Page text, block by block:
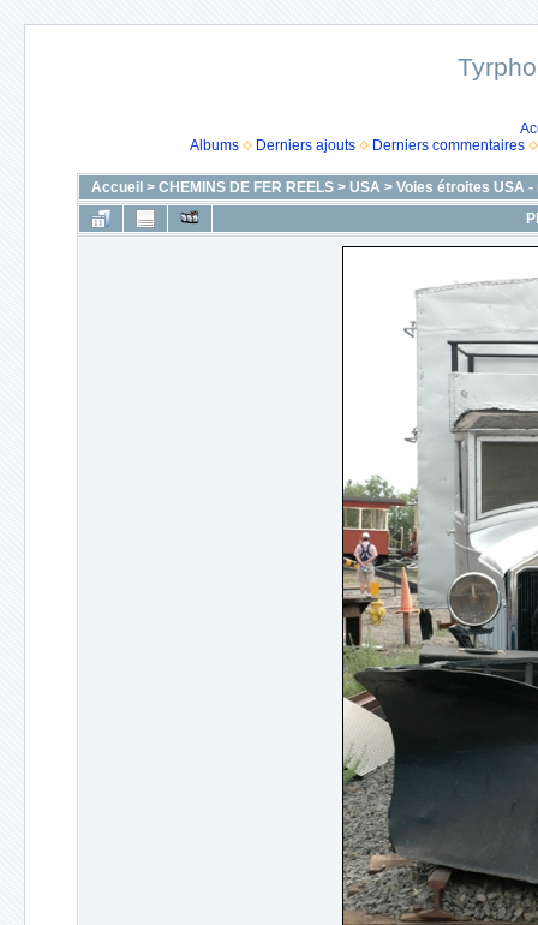
Albums
Derniers ajouts Derniers commentaires
Accueil > CHEMINS DE FER REELS> USA > Voies étroites USA